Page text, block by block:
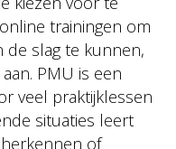
trainingen om
de slag te kunnen,
PMU is een
veel praktijklessen
situaties leert
of